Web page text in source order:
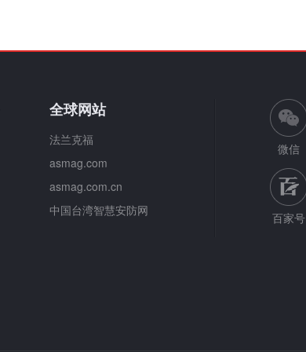
全球网站
法兰克福
asmag.com
asmag.com.cn
中国台湾智慧安防网
微信
百家号